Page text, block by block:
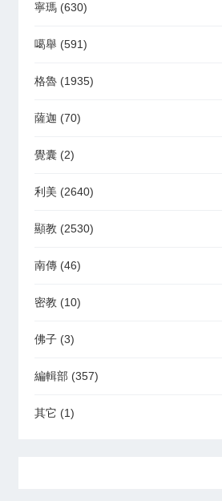
寧瑪 (630)
噶舉 (591)
格魯 (1935)
薩迦 (70)
覺囊 (2)
利美 (2640)
顯教 (2530)
南傳 (46)
密教 (10)
佛子 (3)
編輯部 (357)
其它 (1)